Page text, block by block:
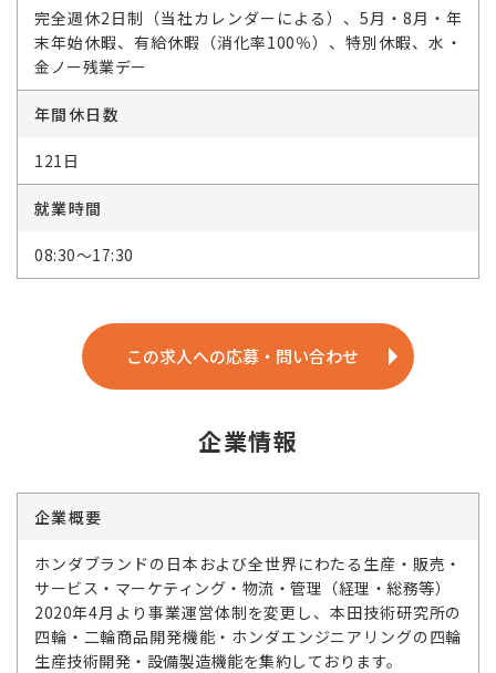
完全週休2日制（当社カレンダーによる）、5月・8月・年
末年始休暇、有給休暇（消化率100％）、特別休暇、水・
金ノー残業デー
年間休日数
121日
就業時間
08:30～17:30
この求人への応募・問い合わせ
企業情報
企業概要
ホンダブランドの日本および全世界にわたる生産・販売・
サービス・マーケティング・物流・管理（経理・総務等）
2020年4月より事業運営体制を変更し、本田技術研究所の
四輪・二輪商品開発機能・ホンダエンジニアリングの四輪
生産技術開発・設備製造機能を集約しております。